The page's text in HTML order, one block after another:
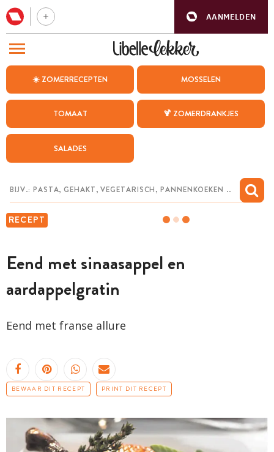
AANMELDEN
☀️ ZOMERRECEPTEN MOSSELEN
TOMAAT 🍹 ZOMERDRANKJES
SALADES
RECEPT
Eend met sinaasappel en
aardappelgratin
Eend met franse allure
BEWAAR DIT RECEPT PRINT DIT RECEPT
BEZOEK ONZE ANDERE WEBSITES
WEEKMENU
CHAT MET MAIA
MIJN BEWAARDE RECEPTEN